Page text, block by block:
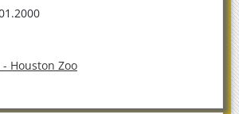
Houston Zoo